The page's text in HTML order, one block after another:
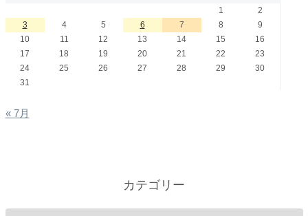
1
2
3
4 5 6 7 8
9
10
11 12 13 14 15
16
17
18 19 20 21 22
23
24
25 26 27 28 29
30
31
« 7月
カテゴリー